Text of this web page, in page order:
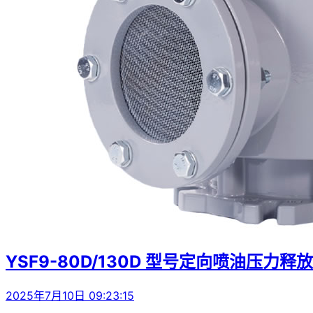
YSF9-80D/130D 型号定向喷油压力释
2025年7月10日 09:23:15